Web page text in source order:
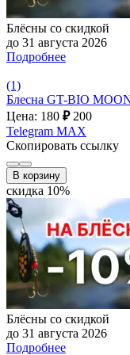
Блёсны со скидкой
до 31 августа 2026
Подробнее
(1)
Блесна GT-BIO
Цена: 180 ₽ 200
Telegram MAX
Скопировать ссылку
В корзину
скидка 10%
Блёсны со скидкой
до 31 августа 2026
Подробнее